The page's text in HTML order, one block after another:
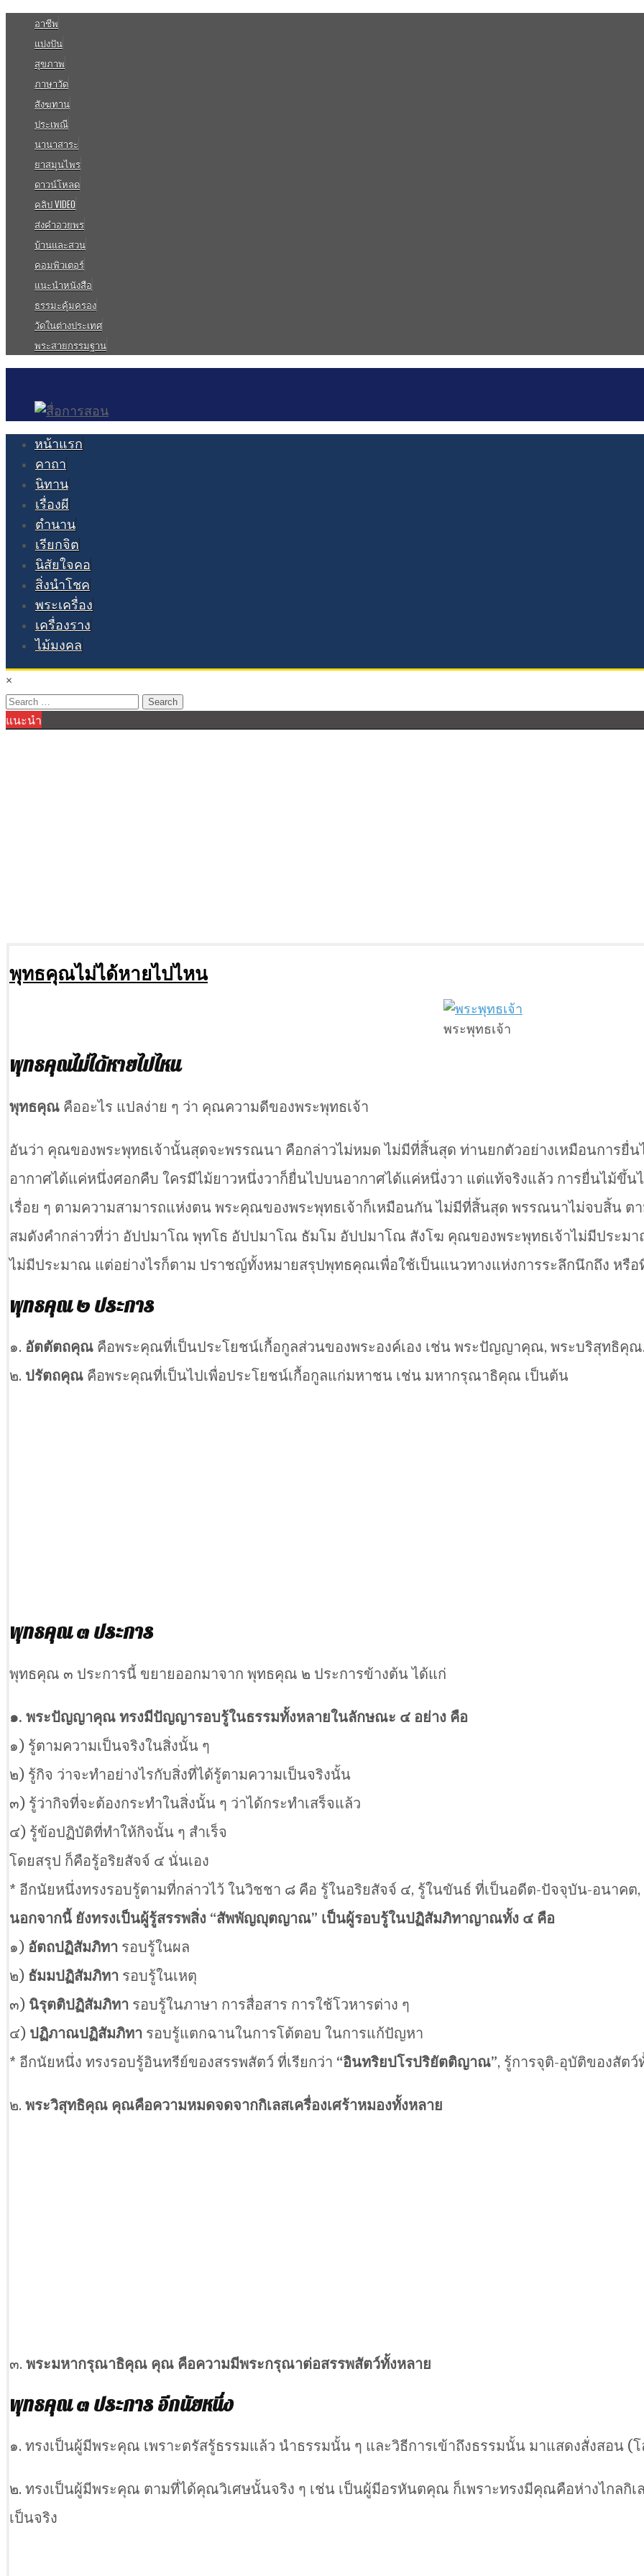
อาชีพ
แบ่งปัน
สุขภาพ
ภาษาวัด
สังฆทาน
ประเพณี
นานาสาระ
ยาสมุนไพร
ดาวน์โหลด
คลิป VIDEO
ส่งคำอวยพร
บ้านและสวน
คอมพิวเตอร์
แนะนำหนังสือ
ธรรมะคุ้มครอง
วัดในต่างประเทศ
พระสายกรรมฐาน
หน้าแรก
คาถา
นิทาน
เรื่องผี
ตำนาน
เรียกจิต
นิสัยใจคอ
สิ่งนำโชค
พระเครื่อง
เครื่องราง
ไม้มงคล
×
Search
for:
แนะนำ
พุทธคุณไม่ได้หายไปไหน
พระพุทธเจ้า
พุทธคุณไม่ได้หายไปไหน
พุทธคุณ คืออะไร แปลง่าย ๆ ว่า คุณความดีของพระพุทธเจ้า
อันว่า คุณของพระพุทธเจ้านั้นสุดจะพรรณนา คือกล่าวไม่หมด ไม่มีที่สิ้นสุด ท่านยกตัวอย่างเหมือนการยื่
อากาศได้แค่หนึ่งศอกคืบ ใครมีไม้ยาวหนึ่งวาก็ยื่นไปบนอากาศได้แค่หนึ่งวา แต่แท้จริงแล้ว การยื่นไม้ขึ้
เรื่อย ๆ ตามความสามารถแห่งตน พระคุณของพระพุทธเจ้าก็เหมือนกัน ไม่มีที่สิ้นสุด พรรณนาไม่จบสิ้น
สมดังคำกล่าวที่ว่า อัปปมาโณ พุทโธ อัปปมาโณ ธัมโม อัปปมาโณ สังโฆ คุณของพระพุทธเจ้าไม่มีประ
ไม่มีประมาณ แต่อย่างไรก็ตาม ปราชญ์ทั้งหมายสรุปพุทธคุณเพื่อใช้เป็นแนวทางแห่งการระลึกนึกถึง หรือ
พุทธคุณ ๒ ประการ
๑. อัตตัตถคุณ คือพระคุณที่เป็นประโยชน์เกื้อกูลส่วนของพระองค์เอง เช่น พระปัญญาคุณ, พระบริสุทธิคุ
๒. ปรัตถคุณ คือพระคุณที่เป็นไปเพื่อประโยชน์เกื้อกูลแก่มหาชน เช่น มหากรุณาธิคุณ เป็นต้น
พุทธคุณ ๓ ประการ
พุทธคุณ ๓ ประการนี้ ขยายออกมาจาก พุทธคุณ ๒ ประการข้างต้น ได้แก่
๑. พระปัญญาคุณ ทรงมีปัญญารอบรู้ในธรรมทั้งหลายในลักษณะ ๔ อย่าง คือ
๑) รู้ตามความเป็นจริงในสิ่งนั้น ๆ
๒) รู้กิจ ว่าจะทำอย่างไรกับสิ่งที่ได้รู้ตามความเป็นจริงนั้น
๓) รู้ว่ากิจที่จะต้องกระทำในสิ่งนั้น ๆ ว่าได้กระทำเสร็จแล้ว
๔) รู้ข้อปฏิบัติที่ทำให้กิจนั้น ๆ สำเร็จ
โดยสรุป ก็คือรู้อริยสัจจ์ ๔ นั่นเอง
* อีกนัยหนึ่งทรงรอบรู้ตามที่กล่าวไว้ ในวิชชา ๘ คือ รู้ในอริยสัจจ์ ๔, รู้ในขันธ์ ที่เป็นอดีต-ปัจจุบัน-อนาคต
นอกจากนี้ ยังทรงเป็นผู้รู้สรรพสิ่ง “สัพพัญญุตญาณ” เป็นผู้รอบรู้ในปฏิสัมภิทาญาณทั้ง ๔ คือ
๑) อัตถปฏิสัมภิทา รอบรู้ในผล
๒) ธัมมปฏิสัมภิทา รอบรู้ในเหตุ
๓) นิรุตติปฏิสัมภิทา รอบรู้ในภาษา การสื่อสาร การใช้โวหารต่าง ๆ
๔) ปฏิภาณปฏิสัมภิทา รอบรู้แตกฉานในการโต้ตอบ ในการแก้ปัญหา
* อีกนัยหนึ่ง ทรงรอบรู้อินทรีย์ของสรรพสัตว์ ที่เรียกว่า “อินทริยปโรปริยัตติญาณ”, รู้การจุติ-อุบัติของสัตว์
๒. พระวิสุทธิคุณ คุณคือความหมดจดจากกิเลสเครื่องเศร้าหมองทั้งหลาย
๓. พระมหากรุณาธิคุณ คุณ คือความมีพระกรุณาต่อสรรพสัตว์ทั้งหลาย
พุทธคุณ ๓ ประการ อีกนัยหนึ่ง
๑. ทรงเป็นผู้มีพระคุณ เพราะตรัสรู้ธรรมแล้ว นำธรรมนั้น ๆ และวิธีการเข้าถึงธรรมนั้น มาแสดงสั่งสอน
๒. ทรงเป็นผู้มีพระคุณ ตามที่ได้คุณวิเศษนั้นจริง ๆ เช่น เป็นผู้มีอรหันตคุณ ก็เพราะทรงมีคุณคือห่างไกลกิเ
เป็นจริง